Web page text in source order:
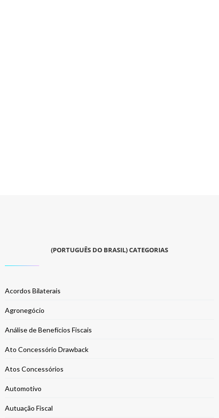
(PORTUGUÊS DO BRASIL) CATEGORIAS
Acordos Bilaterais
Agronegócio
Análise de Benefícios Fiscais
Ato Concessório Drawback
Atos Concessórios
Automotivo
Autuação Fiscal